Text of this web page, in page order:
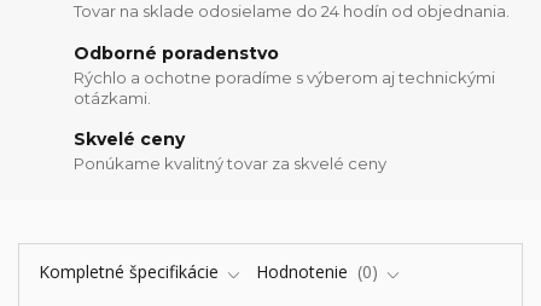
Tovar na sklade odosielame do 24 hodín od objednania.
Odborné poradenstvo
Rýchlo a ochotne poradíme s výberom aj technickými
otázkami.
Skvelé ceny
Ponúkame kvalitný tovar za skvelé ceny
Kompletné špecifikácie Hodnotenie
0